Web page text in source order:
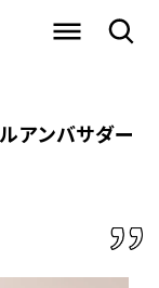
アンバサダー